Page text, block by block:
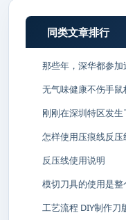
同类文章排行
那些年，深华都参加
无气味健康不伤手鼠
刚刚在深圳特区发
怎样使用压痕线反压
反压线使用说明
模切刀具的使用是
工艺流程 DIY制作